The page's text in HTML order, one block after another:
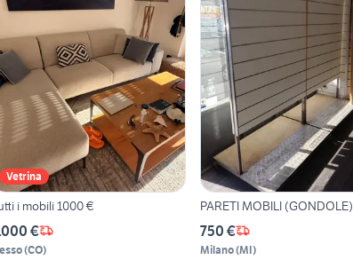
Vetrina
i mobili 1000 €
€
(CO)
PARETI MOBILI (GONDOLE)
750 €
Milano(MI)